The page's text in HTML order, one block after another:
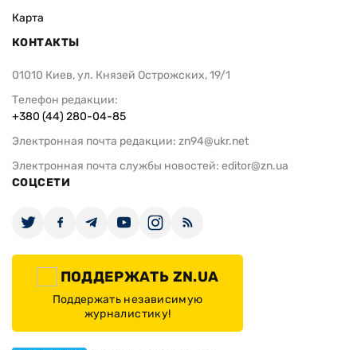
Карта
КОНТАКТЫ
01010 Киев, ул. Князей Острожских, 19/1
Телефон редакции:
+380 (44) 280-04-85
Электронная почта редакции: zn94@ukr.net
Электронная почта службы новостей: editor@zn.ua
СОЦСЕТИ
ПОДДЕРЖАТЬ ZN.UA
Поддержать независимую
журналистику!